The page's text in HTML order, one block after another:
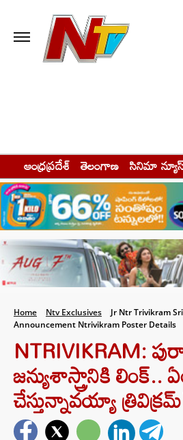
ఆంధ్రప్రదేశ్ తెలంగాణ సినిమా
Home Ntv Exclusives
Jr Ntr Trivikram
Announcement Ntrivikram Poster Details
NTRIVIKRAM:
జన్యుశాస్త్రానికి లింక్..
చేస్తున్నావయ్యా